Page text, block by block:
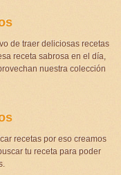
de traer deliciosas recetas
receta sabrosa en el día,
nuestra colección
recetas por eso creamos
tu receta para poder